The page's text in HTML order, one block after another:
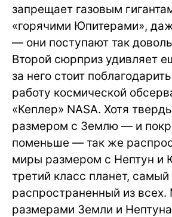
запрещает газовым
«горячими Юпитерами»,
— они поступают так
Второй сюрприз удивляет
за него стоит
работу космической
«Кеплер» NASA. Хотя
размером с Землю — и
поменьше — так же
миры размером с Нептун и
третий класс планет, самый
распространенный из
размерами Земли и